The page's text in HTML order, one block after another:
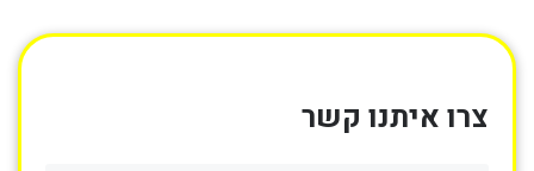
צרו איתנו קשר